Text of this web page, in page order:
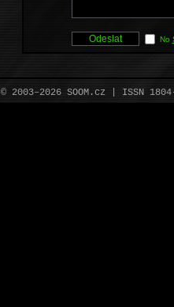
No
© 2003–2026 SOOM.cz | ISSN